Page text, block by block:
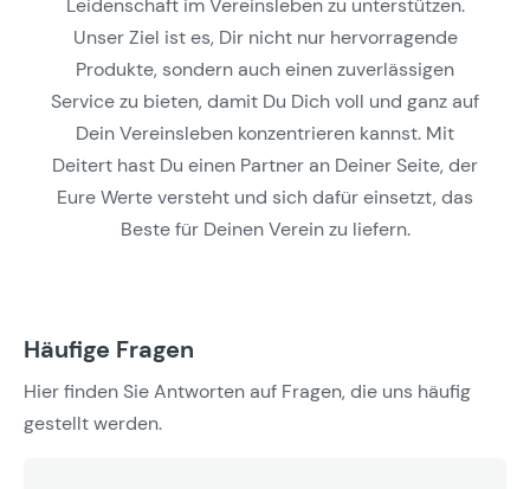
Leidenschaft im Vereinsleben zu unterstützen.
Unser Ziel ist es, Dir nicht nur hervorragende
Produkte, sondern auch einen zuverlässigen
Service zu bieten, damit Du Dich voll und ganz auf
Dein Vereinsleben konzentrieren kannst. Mit
Deitert hast Du einen Partner an Deiner Seite, der
Eure Werte versteht und sich dafür einsetzt, das
Beste für Deinen Verein zu liefern.
Häufige Fragen
Hier finden Sie Antworten auf Fragen, die uns häufig
gestellt werden.